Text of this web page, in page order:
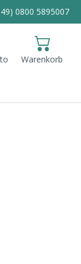
0800 5895007
Warenkorb